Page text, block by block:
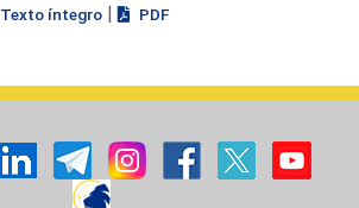
Texto íntegro | PDF